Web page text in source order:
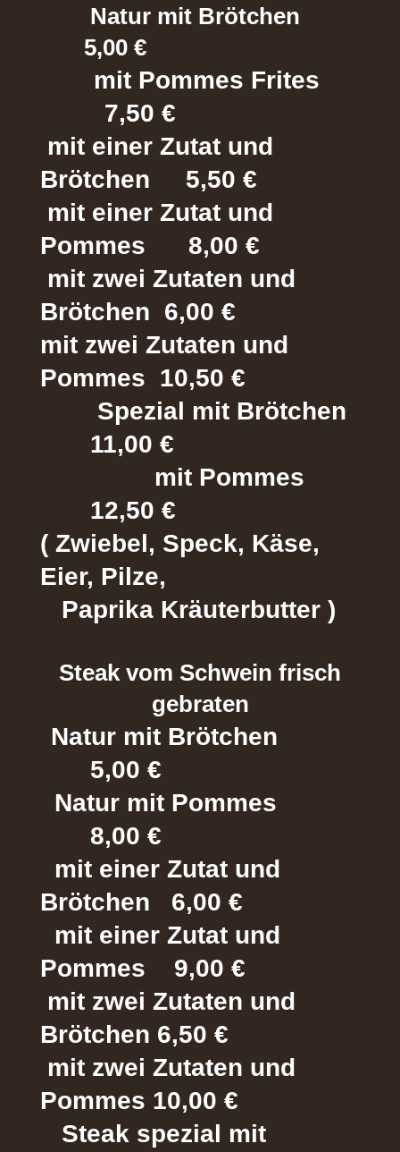
Natur mit Brötchen
5,00 €
mit Pommes Frites
7,50 €
mit einer Zutat und
Brötchen 5,50 €
mit einer Zutat und
Pommes 8,00 €
mit zwei Zutaten und
Brötchen 6,00 €
mit zwei Zutaten und
Pommes 10,50 €
Spezial mit Brötchen
11,00 €
mit Pommes
12,50 €
( Zwiebel, Speck, Käse,
Eier, Pilze,
Paprika Kräuterbutter )
Steak vom Schwein frisch
gebraten
Natur mit Brötchen
5,00 €
Natur mit Pommes
8,00 €
mit einer Zutat und
Brötchen 6,00 €
mit einer Zutat und
Pommes 9,00 €
mit zwei Zutaten und
Brötchen 6,50 €
mit zwei Zutaten und
Pommes 10,00 €
Steak spezial mit